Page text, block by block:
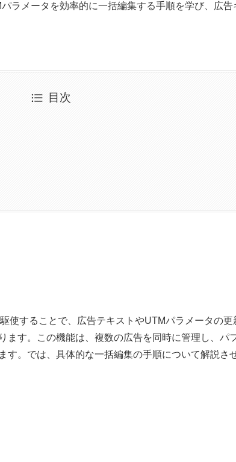
ラメータを効率的に一括編集する手順を学び、広告
目次
使することで、広告テキストやUTMパラメータの更
ます。この機能は、複数の広告を同時に管理し、パ
す。では、具体的な一括編集の手順について解説さ